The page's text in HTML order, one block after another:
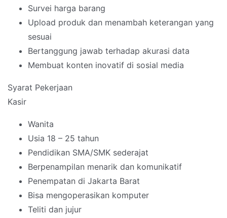
Survei harga barang
Upload produk dan menambah keterangan yang
sesuai
Bertanggung jawab terhadap akurasi data
Membuat konten inovatif di sosial media
Syarat Pekerjaan
Kasir
Wanita
Usia 18 – 25 tahun
Pendidikan SMA/SMK sederajat
Berpenampilan menarik dan komunikatif
Penempatan di Jakarta Barat
Bisa mengoperasikan komputer
Teliti dan jujur